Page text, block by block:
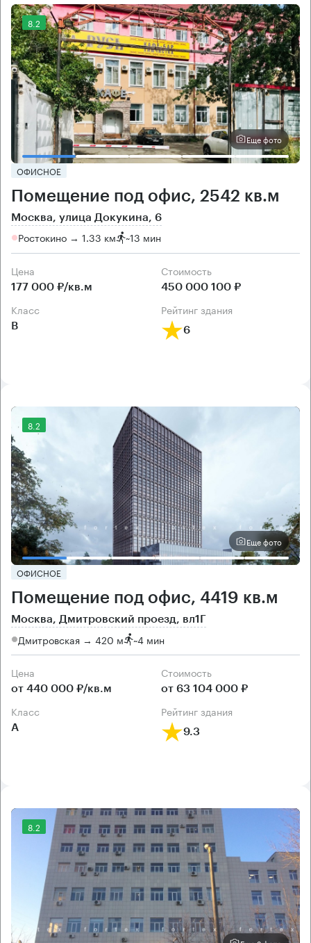
8.2
Еще фото
ОФИСНОЕ
Помещение под офис, 2542 кв.м
Москва, улица Докукина, 6
Ростокино → 1.33 км ~13 мин
Цена
177 000 ₽/кв.м
Cтоимость
450 000 100 ₽
класс
B
рейтинг здания
6
8.2
Еще фото
ОФИСНОЕ
Помещение под офис, 4419 кв.м
Москва, Дмитровский проезд, вл1Г
Дмитровская → 420 м ~4 мин
Цена
от 440 000 ₽/кв.м
Cтоимость
от 63 104 000 ₽
класс
А
рейтинг здания
9.3
8.2